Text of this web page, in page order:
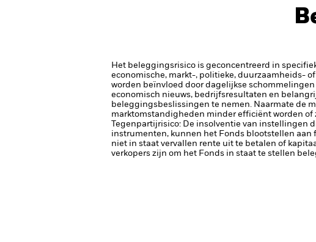
Het beleggingsrisico is geconcentreerd in
economische, markt-, politieke, duurzaamheids-
worden beïnvloed door dagelijkse
economisch nieuws, bedrijfsresultaten en
beleggingsbeslissingen te nemen. Naarmate de
marktomstandigheden minder efficiënt worden of
Tegenpartijrisico: De insolventie van instellingen
instrumenten, kunnen het Fonds blootstellen aan
niet in staat vervallen rente uit te betalen of
verkopers zijn om het Fonds in staat te stellen